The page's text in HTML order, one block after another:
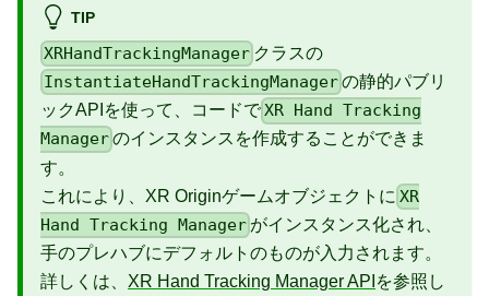
TIP
XRHandTrackingManager クラスの
InstantiateHandTrackingManagerの静的パブリ
ックAPIを使って、コードでXR Hand Tracking
Managerのインスタンスを作成することができま
す。
これにより、XR Originゲームオブジェクトに XR
Hand Tracking Manager がインスタンス化され、
手のプレハブにデフォルトのものが入力されます。
詳しくは、 XR Hand Tracking Manager API を参照し